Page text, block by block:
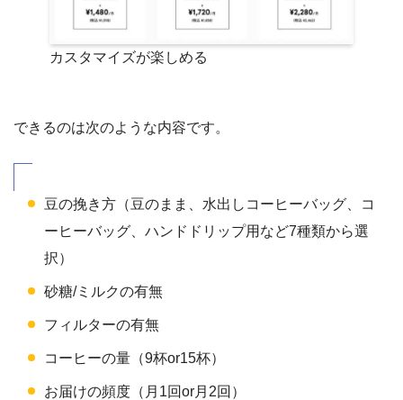
カスタマイズが楽しめる
できるのは次のような内容です。
豆の挽き方（豆のまま、水出しコーヒーバッグ、コ
ーヒーバッグ、ハンドドリップ用など7種類から選
択）
砂糖/ミルクの有無
フィルターの有無
コーヒーの量（9杯or15杯）
お届けの頻度（月1回or月2回）